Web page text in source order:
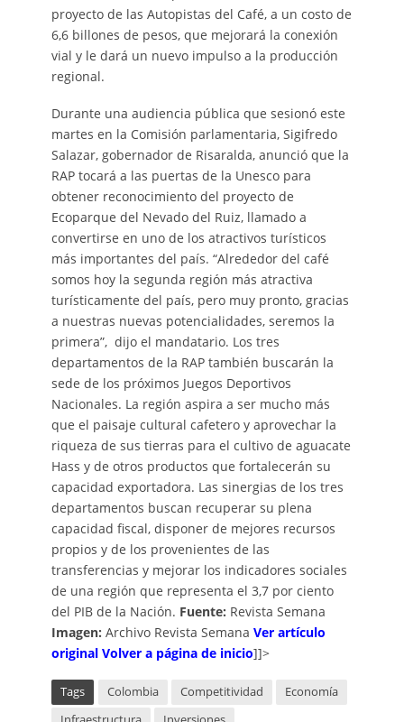
proyecto de las Autopistas del Café, a un costo de
6,6 billones de pesos, que mejorará la conexión
vial y le dará un nuevo impulso a la producción
regional.
Durante una audiencia pública que sesionó este
martes en la Comisión parlamentaria, Sigifredo
Salazar, gobernador de Risaralda, anunció que la
RAP tocará a las puertas de la Unesco para
obtener reconocimiento del proyecto de
Ecoparque del Nevado del Ruiz, llamado a
convertirse en uno de los atractivos turísticos
más importantes del país. “Alrededor del café
somos hoy la segunda región más atractiva
turísticamente del país, pero muy pronto, gracias
a nuestras nuevas potencialidades, seremos la
primera”, dijo el mandatario. Los tres
departamentos de la RAP también buscarán la
sede de los próximos Juegos Deportivos
Nacionales. La región aspira a ser mucho más
que el paisaje cultural cafetero y aprovechar la
riqueza de sus tierras para el cultivo de aguacate
Hass y de otros productos que fortalecerán su
capacidad exportadora. Las sinergias de los tres
departamentos buscan recuperar su plena
capacidad fiscal, disponer de mejores recursos
propios y de los provenientes de las
transferencias y mejorar los indicadores sociales
de una región que representa el 3,7 por ciento
del PIB de la Nación. Fuente: Revista Semana
Imagen: Archivo Revista Semana Ver artículo
original Volver a página de inicio]]>
Tags Colombia Competitividad
Economía